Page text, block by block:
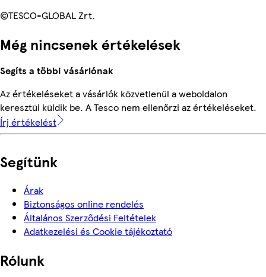
©TESCO-GLOBAL Zrt.
Még nincsenek értékelések
Segíts a többi vásárlónak
Az értékeléseket a vásárlók közvetlenül a weboldalon
keresztül küldik be. A Tesco nem ellenőrzi az értékeléseket.
Írj értékelést
Segítünk
Árak
Biztonságos online rendelés
Általános Szerződési Feltételek
Adatkezelési és Cookie tájékoztató
Rólunk